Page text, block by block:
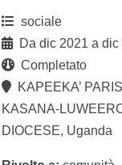
sociale
Da dic 2021 a dic
Completato
KAPEEKA’
KASANA-
DIOCESE, Uganda